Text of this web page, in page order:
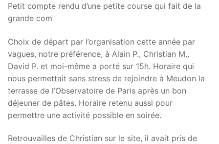
Petit compte rendu d’une petite course qui fait de la
grande com
Choix de départ par l’organisation cette année par
vagues, notre préférence, à Alain P., Christian M.,
David P. et moi-même a porté sur 15h. Horaire qui
nous permettait sans stress de rejoindre à Meudon la
terrasse de l’Observatoire de Paris après un bon
déjeuner de pâtes. Horaire retenu aussi pour
permettre une activité possible en soirée.
Retrouvailles de Christian sur le site, il avait pris de